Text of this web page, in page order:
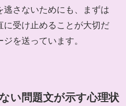
逃さないためにも、まずは
に受け止めることが大切だ
を送っています。
い問題文が示す心理状